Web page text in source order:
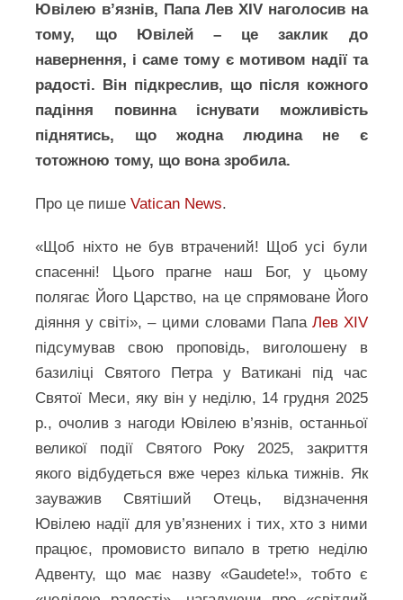
Ювілею вʼязнів, Папа Лев XIV наголосив на
тому, що Ювілей – це заклик до
навернення, і саме тому є мотивом надії та
радості. Він підкреслив, що після кожного
падіння повинна існувати можливість
піднятись, що жодна людина не є
тотожною тому, що вона зробила.
Про це пишеVatican News.
«Щоб ніхто не був втрачений! Щоб усі були
спасенні! Цього прагне наш Бог, у цьому
полягає Його Царство, на це спрямоване Його
діяння у світі», – цими словами Папа Лев XIV
підсумував свою проповідь, виголошену в
базиліці Святого Петра у Ватикані під час
Святої Меси, яку він у неділю, 14 грудня 2025
р., очолив з нагоди Ювілею в’язнів, останньої
великої події Святого Року 2025, закриття
якого відбудеться вже через кілька тижнів. Як
зауважив Святіший Отець, відзначення
Ювілею надії для ув’язнених і тих, хто з ними
працює, промовисто випало в третю неділю
Адвенту, що має назву «Gaudete!», тобто є